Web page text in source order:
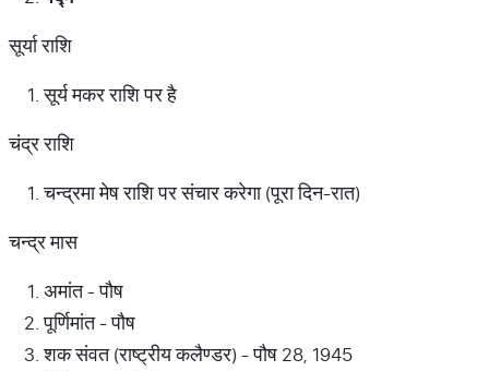
सूर्या राशि
सूर्य मकर राशि पर है
चंद्र राशि
चन्द्रमा मेष राशि पर संचार करेगा (पूरा दिन-रात)
चन्द्र मास
अमांत - पौष
पूर्णिमांत - पौष
शक संवत (राष्ट्रीय कलैण्डर) - पौष 28, 1945